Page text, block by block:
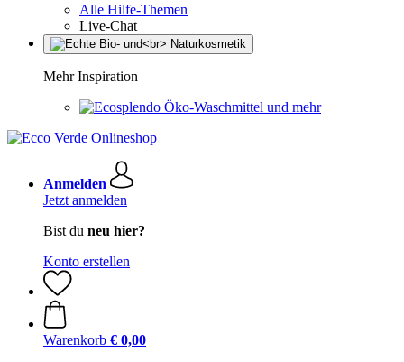
Alle Hilfe-Themen
Live-Chat
Mehr Inspiration
Öko-Waschmittel und mehr
Anmelden
Jetzt anmelden
Bist du neu hier?
Konto erstellen
Warenkorb € 0,00